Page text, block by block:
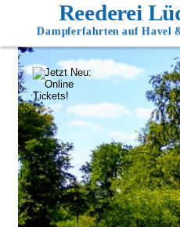
Dampferfahrten auf Havel
Reederei